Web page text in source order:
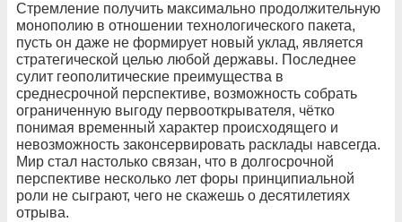
Стремление получить максимально продолжительную
монополию в отношении технологического пакета,
пусть он даже не формирует новый уклад, является
стратегической целью любой державы. Последнее
сулит геополитические преимущества в
среднесрочной перспективе, возможность собрать
ограниченную выгоду первооткрывателя, чётко
понимая временный характер происходящего и
невозможность законсервировать расклады навсегда.
Мир стал настолько связан, что в долгосрочной
перспективе несколько лет форы принципиальной
роли не сыграют, чего не скажешь о десятилетиях
отрыва.